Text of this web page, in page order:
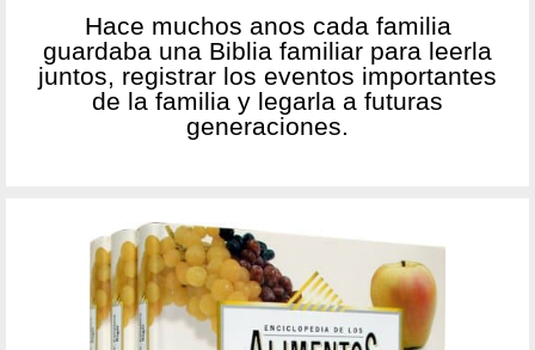
Hace muchos anos cada familia
guardaba una Biblia familiar para leerla
juntos, registrar los eventos importantes
de la familia y legarla a futuras
generaciones.